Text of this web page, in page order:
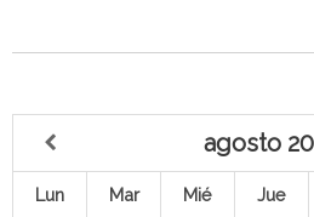
agosto
Lun Mar Mié Jue